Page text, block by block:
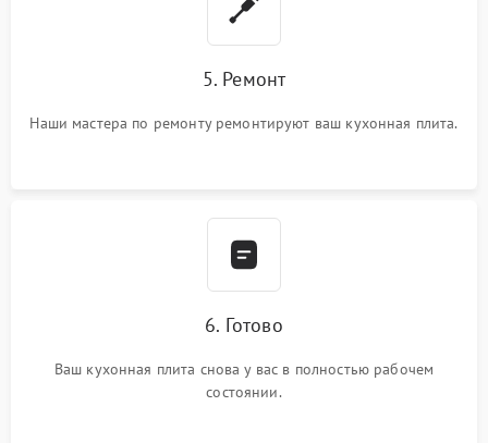
5. Ремонт
Наши мастера по ремонту ремонтируют ваш кухонная плита.
6. Готово
Ваш кухонная плита снова у вас в полностью рабочем
состоянии.